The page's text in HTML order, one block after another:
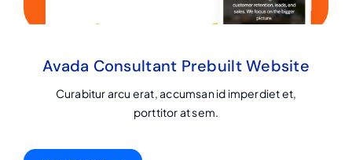
Avada Consultant Prebuilt Website
Curabitur arcu erat, accumsan id imperdiet et,
porttitor at sem.